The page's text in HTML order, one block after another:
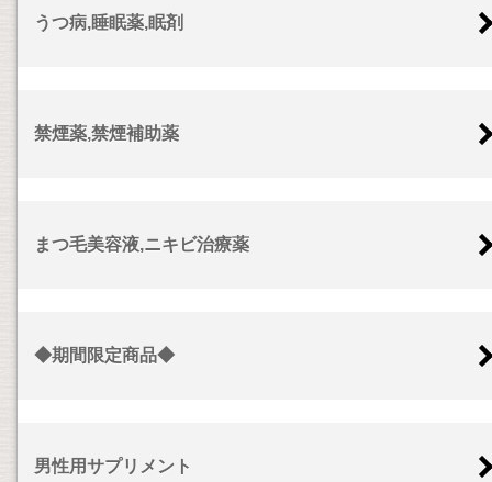
うつ病,睡眠薬,眠剤
禁煙薬,禁煙補助薬
まつ毛美容液,ニキビ治療薬
◆期間限定商品◆
男性用サプリメント